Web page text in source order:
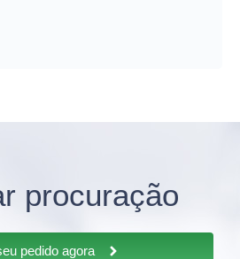
procuração
pedido agora